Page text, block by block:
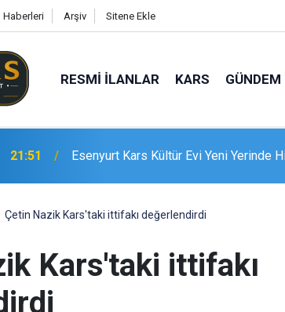
Haberleri Arşiv Sitene Ekle
RESMI İLANLAR KARS GÜNDEM
21:19
merdivenle kurtardı
Çetin Nazik Kars'taki ittifakı değerlendirdi
Kars'taki ittifakı